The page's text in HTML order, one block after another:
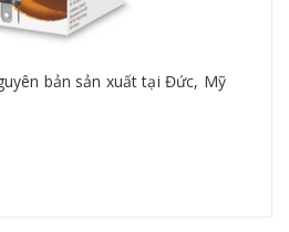
bản sản xuất tại Đức, Mỹ